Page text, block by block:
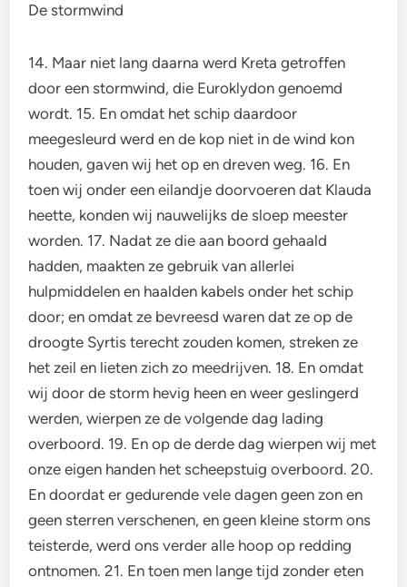
De stormwind
14. Maar niet lang daarna werd Kreta getroffen
door een stormwind, die Euroklydon genoemd
wordt. 15. En omdat het schip daardoor
meegesleurd werd en de kop niet in de wind kon
houden, gaven wij het op en dreven weg. 16. En
toen wij onder een eilandje doorvoeren dat Klauda
heette, konden wij nauwelijks de sloep meester
worden. 17. Nadat ze die aan boord gehaald
hadden, maakten ze gebruik van allerlei
hulpmiddelen en haalden kabels onder het schip
door; en omdat ze bevreesd waren dat ze op de
droogte Syrtis terecht zouden komen, streken ze
het zeil en lieten zich zo meedrijven. 18. En omdat
wij door de storm hevig heen en weer geslingerd
werden, wierpen ze de volgende dag lading
overboord. 19. En op de derde dag wierpen wij met
onze eigen handen het scheepstuig overboord. 20.
En doordat er gedurende vele dagen geen zon en
geen sterren verschenen, en geen kleine storm ons
teisterde, werd ons verder alle hoop op redding
ontnomen. 21. En toen men lange tijd zonder eten